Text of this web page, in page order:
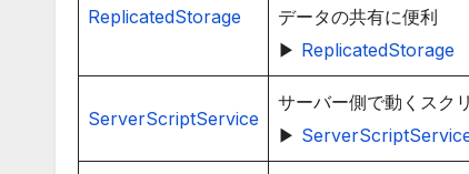
ReplicatedStorage
データの共有に便利
▶ ReplicatedStorage
ServerScriptService
サーバー側で動くスク
▶